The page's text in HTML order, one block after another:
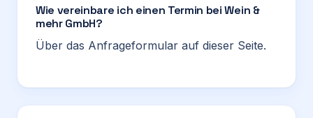
Wie vereinbare ich einen Termin bei Wein &
mehr GmbH?
Über das Anfrageformular auf dieser Seite.